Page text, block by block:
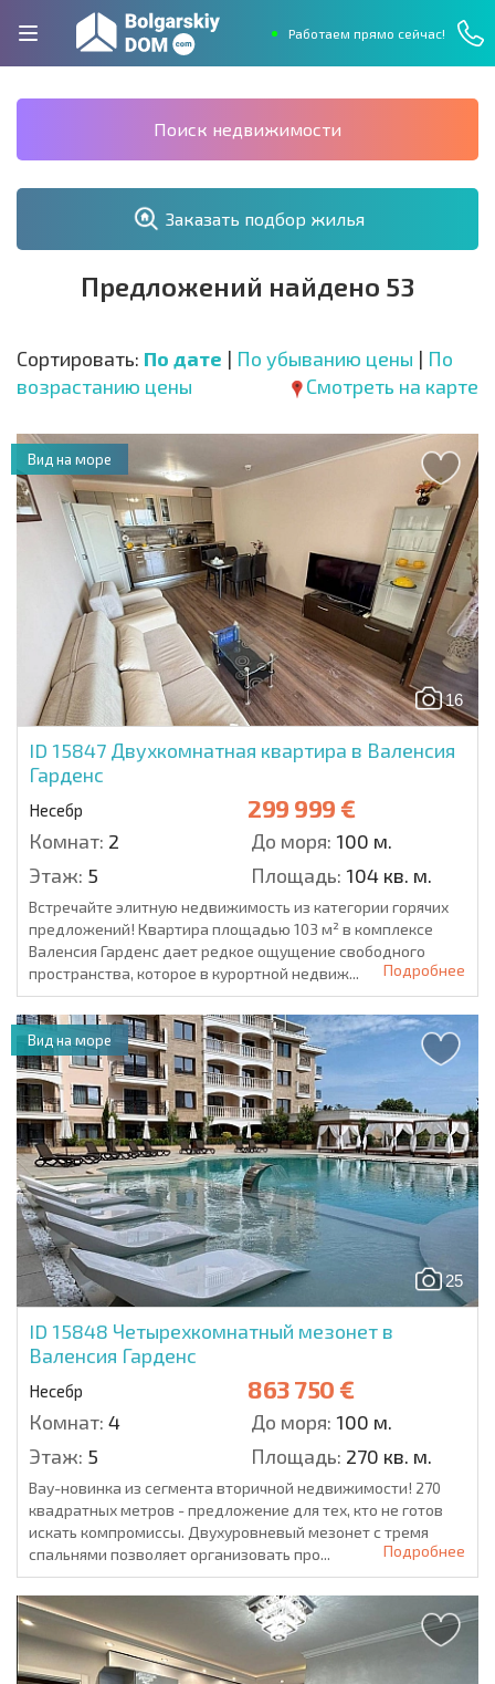
Работаем прямо сейчас!
Поиск недвижимости
Заказать подбор жилья
Предложений найдено 53
Сортировать: По дате | По убыванию цены | По
возрастанию цены
Смотреть на карте
16
ID 15847 Двухкомнатная квартира в Валенсия
Гарденс
Несебр 299 999 €
Комнат: 2 До моря: 100 м.
Этаж: 5 Площадь: 104 кв. м.
Вид на море
Встречайте элитную недвижимость из категории горячих
предложений! Квартира площадью 103 м² в комплексе
Валенсия Гарденс дает редкое ощущение свободного
пространства, которое в курортной недвиж...
Подробнее
25
ID 15848 Четырехкомнатный мезонет в
Валенсия Гарденс
Несебр 863 750 €
Комнат: 4 До моря: 100 м.
Этаж: 5 Площадь: 270 кв. м.
Вид на море
Вау-новинка из сегмента вторичной недвижимости! 270
квадратных метров - предложение для тех, кто не готов
искать компромиссы. Двухуровневый мезонет с тремя
спальнями позволяет организовать про...
Подробнее